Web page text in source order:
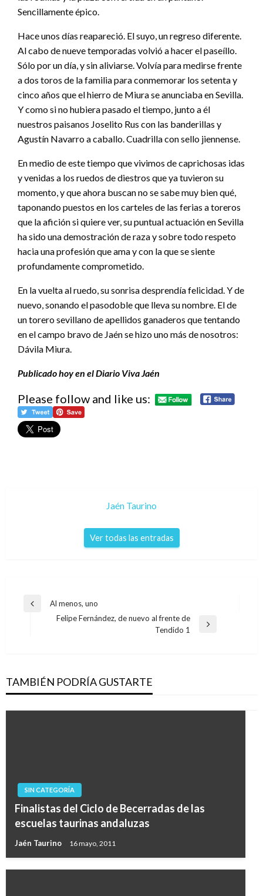
Sencillamente épico.
Hace unos días reapareció. El suyo, un regreso diferente.
Al cabo de nueve temporadas volvió a hacer el paseíllo.
Sólo por un día, y sin aliviarse. Volvía para medirse frente
a dos toros de la familia para conmemorar los setenta y
cinco años que el hierro de Miura se anunciaba en Sevilla.
Y como si no hubiera pasado el tiempo, junto a él
nuestros paisanos Joselito Rus con las banderillas y
Agustín Navarro a caballo. Cuadrilla con sello jiennense.
En medio de este tiempo que vivimos de caprichosas idas
y venidas a los ruedos de diestros que ya tuvieron su
momento, y que ahora buscan no se sabe muy bien qué,
taponando puestos en los carteles de las ferias a toreros
que la afición si quiere ver, su puntual actuación en Sevilla
ha sido una demostración de raza y sobre todo respeto
hacia una profesión que ama y con la que se siente
profundamente comprometido.
En la vuelta al ruedo, su sonrisa desprendía felicidad. Y de
nuevo, sonando el pasodoble que lleva su nombre. El de
un torero sevillano de apellidos ganaderos que tentando
en el campo bravo de Jaén se hizo uno más de nosotros:
Dávila Miura.
Publicado hoy en el Diario Viva Jaén
Please follow and like us:
Jaén Taurino
Ver todas las entradas
Navegación
Entrada
Al menos, uno
Felipe Fernández, de nuevo al frente de
Tendido 1
TAMBIÉN PODRÍA GUSTARTE
SIN CATEGORÍA
Finalistas del Ciclo de Becerradas de las
escuelas taurinas andaluzas
Jaén Taurino 16 mayo, 2011